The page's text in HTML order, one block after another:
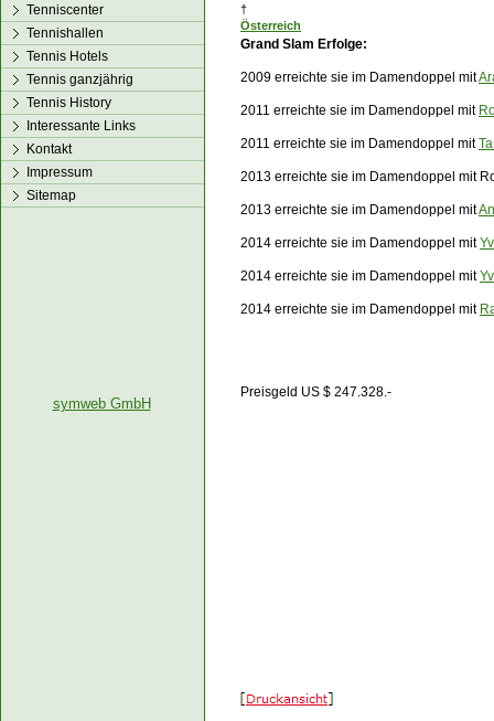
†
Österreich
Grand Slam Erfolge:
2009 erreichte sie im Damendoppel mit
2011 erreichte sie im Damendoppel mit
2011 erreichte sie im Damendoppel mit
2013 erreichte sie im Damendoppel mit
2013 erreichte sie im Damendoppel mit
2014 erreichte sie im Damendoppel mit
2014 erreichte sie im Damendoppel mit
2014 erreichte sie im Damendoppel mit
Preisgeld US $ 247.328.-
Tenniscenter
Tennishallen
Tennis Hotels
Tennis ganzjährig
Tennis History
Interessante Links
Kontakt
Impressum
Sitemap
symweb GmbH